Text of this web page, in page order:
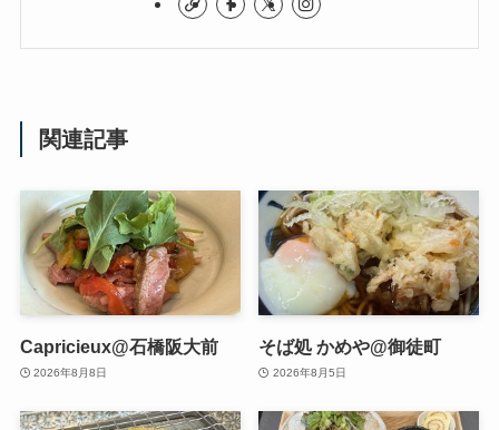
関連記事
Capricieux@石橋阪大前
2026年8月8日
そば処 かめや@御徒町
2026年8月5日